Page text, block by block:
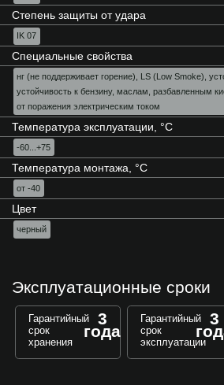
Степень защиты от удара
IK 07
Специальные свойства
нг (не поддерживает горение), LS (Low Smoke),
устойчивость к бензину, маслам, разбавленным
от поражения электрическим током
Температура эксплуатации, °С
-60...+75
Температура монтажа, °С
от -40
Цвет
черный
Эксплуатационные сроки
Гарантийный
срок
хранения
3
года
Гарантийный
срок
эксплуатации
3